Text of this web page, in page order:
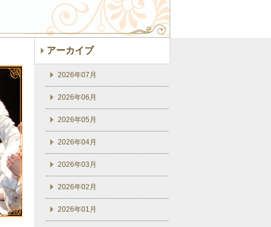
アーカイブ
2026年07月
2026年06月
2026年05月
2026年04月
2026年03月
2026年02月
2026年01月